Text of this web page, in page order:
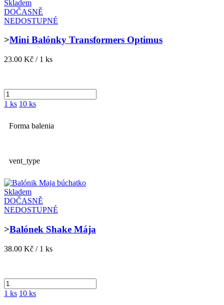
Skladem
DOČASNĚ
NEDOSTUPNÉ
>Mini Balónky Transformers Optimus
23.00 Kč / 1 ks
1 ks 10 ks
Forma balenia
vent_type
Skladem
DOČASNĚ
NEDOSTUPNÉ
>Balónek Shake Mája
38.00 Kč / 1 ks
1 ks 10 ks